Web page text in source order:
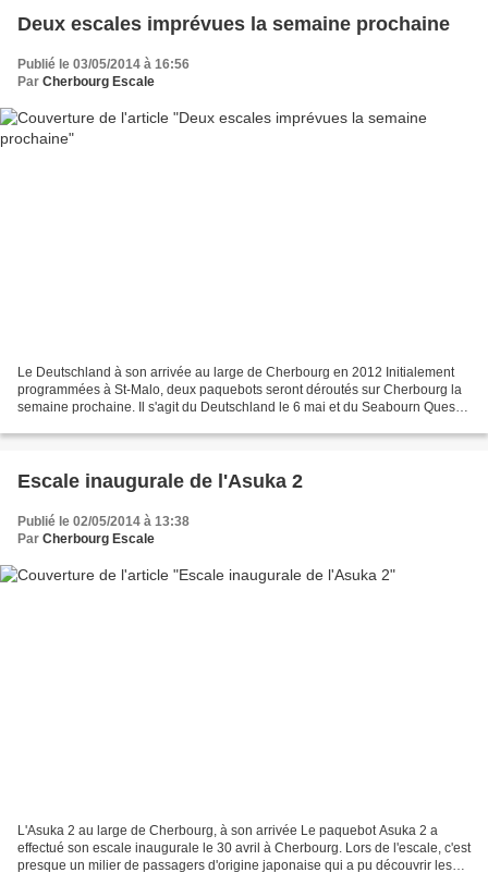
Deux escales imprévues la semaine prochaine
Publié le 03/05/2014 à 16:56
Par Cherbourg Escale
Le Deutschland à son arrivée au large de Cherbourg en 2012 Initialement
programmées à St-Malo, deux paquebots seront déroutés sur Cherbourg la
semaine prochaine. Il s'agit du Deutschland le 6 mai et du Seabourn Quest
Escale inaugurale de l'Asuka 2
Publié le 02/05/2014 à 13:38
Par Cherbourg Escale
L'Asuka 2 au large de Cherbourg, à son arrivée Le paquebot Asuka 2 a
effectué son escale inaugurale le 30 avril à Cherbourg. Lors de l'escale, c'est
presque un milier de passagers d'origine japonaise qui a pu découvrir les